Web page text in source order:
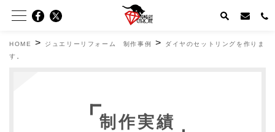
HOME > ジュエリーリフォーム 制作事例 >
ダイヤのセットリングを作りま
す。
制作実績